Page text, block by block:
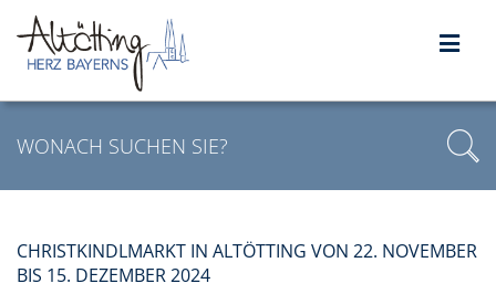
CHRISTKINDLMARKT IN ALTÖTTING VON 22. NOVEMBER
BIS 15. DEZEMBER 2024